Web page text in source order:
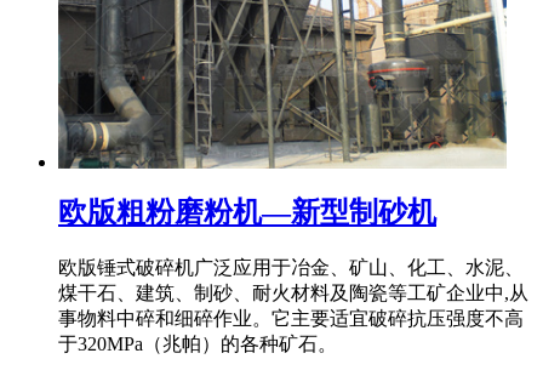
欧版粗粉磨粉机—新型制砂机
欧版锤式破碎机广泛应用于冶金、矿山、化工、水泥、
煤干石、建筑、制砂、耐火材料及陶瓷等工矿企业中,从
事物料中碎和细碎作业。它主要适宜破碎抗压强度不高
于320MPa（兆帕）的各种矿石。